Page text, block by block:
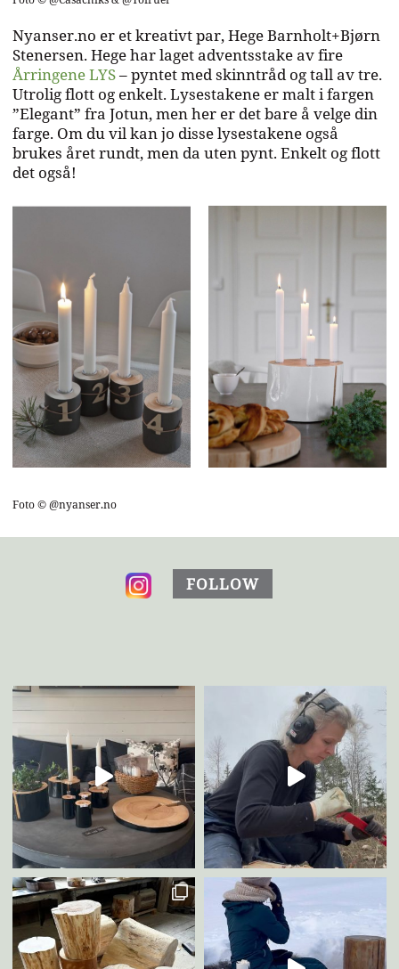
Du har ingen produkter i handlekurven.
Go to shop
Nyanser.no er et kreativt par, Hege Barnholt+Bjørn
Stenersen. Hege har laget adventsstake av fire
Årringene LYS– pyntet med skinntråd og tall av tre.
Utrolig flott og enkelt. Lysestakene er malt i fargen
”Elegant” fra Jotun, men her er det bare å velge din
farge. Om du vil kan jo disse lysestakene også
brukes året rundt, men da uten pynt. Enkelt og flott
det også!
Foto © @nyanser.no
FOLLOW